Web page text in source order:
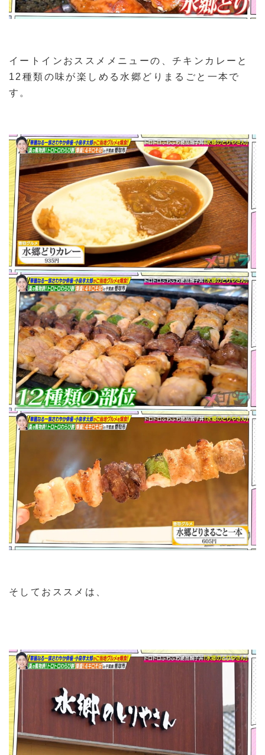
イートインおススメメニューの、チキンカレーと
12種類の味が楽しめる水郷どりまるごと一本で
す。
そしておススメは、